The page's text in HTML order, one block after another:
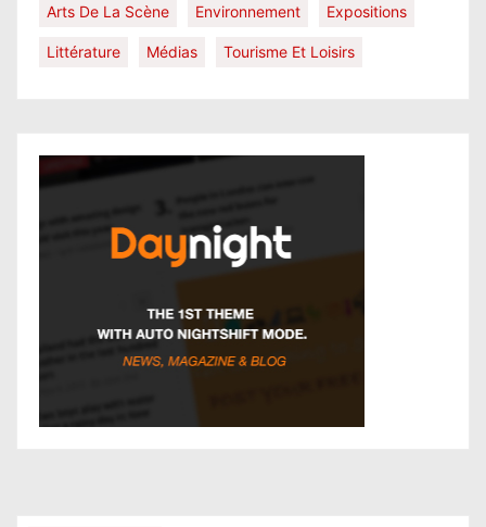
Arts De La Scène Environnement Expositions
Littérature Médias Tourisme Et Loisirs